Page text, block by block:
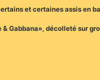
et certaines assis en
Gabbana», décolleté sur